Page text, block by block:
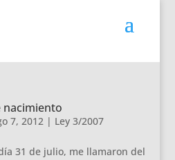
nacimiento
7, 2012| Ley 3/2007
31 de julio, me llamaron del